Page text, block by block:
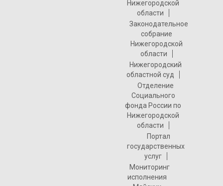
Нижегородской
области
Законодательное
собрание
Нижегородской
области
Нижегородский
областной суд
Отделение
Социального
фонда России по
Нижегородской
области
Портал
государственных
услуг
Мониторинг
исполнения